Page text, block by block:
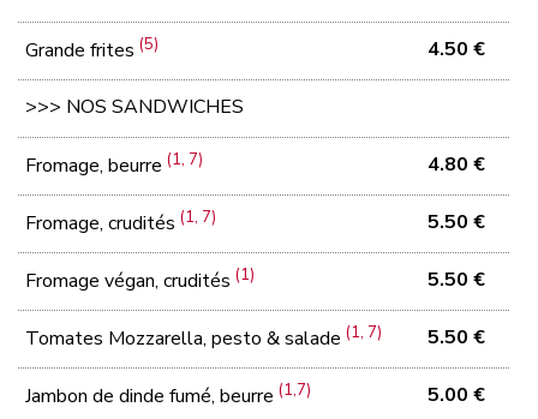
Grande frites(5) 4.50 €
>>> NOS SANDWICHES
Fromage, beurre(1, 7) 4.80 €
Fromage, crudités(1, 7) 5.50 €
Fromage végan, crudités(1) 5.50 €
Tomates Mozzarella, pesto & salade(1, 7) 5.50 €
Jambon de dinde fumé, beurre(1,7) 5.00 €